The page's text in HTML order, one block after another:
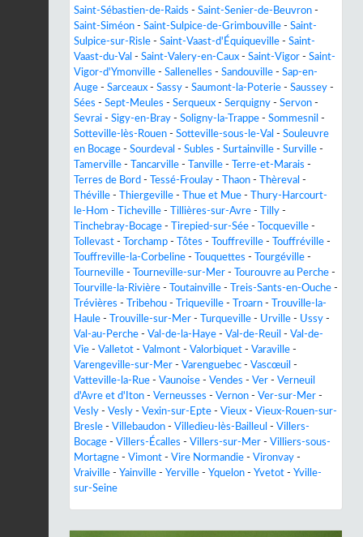
Saint-Sébastien-de-Raids - Saint-Senier-de-Beuvron -
Saint-Siméon - Saint-Sulpice-de-Grimbouville - Saint-
Sulpice-sur-Risle - Saint-Vaast-d'Équiqueville - Saint-
Vaast-du-Val - Saint-Valery-en-Caux - Saint-Vigor - Saint-
Vigor-d'Ymonville - Sallenelles - Sandouville - Sap-en-
Auge - Sarceaux - Sassy - Saumont-la-Poterie - Saussey -
Sées - Sept-Meules - Serqueux - Serquigny - Servon -
Sevrai - Sigy-en-Bray - Soligny-la-Trappe - Sommesnil -
Sotteville-lès-Rouen - Sotteville-sous-le-Val - Souleuvre
en Bocage - Sourdeval - Subles - Surtainville - Surville -
Tamerville - Tancarville - Tanville - Terre-et-Marais -
Terres de Bord - Tessé-Froulay - Thaon - Thèreval -
Théville - Thiergeville - Thue et Mue -
Thury-Harcourt-
le-Hom - Ticheville - Tillières-sur-Avre - Tilly -
Tinchebray-Bocage - Tirepied-sur-Sée - Tocqueville -
Tollevast - Torchamp - Tôtes - Touffreville - Touffréville -
Touffreville-la-Corbeline - Touquettes - Tourgéville -
Tourneville - Tourneville-sur-Mer - Tourouvre au Perche -
Tourville-la-Rivière - Toutainville - Treis-Sants-en-Ouche -
Trévières - Tribehou - Triqueville - Troarn -
Trouville-la-
Haule - Trouville-sur-Mer - Turqueville - Urville - Ussy -
Val-au-Perche - Val-de-la-Haye - Val-de-Reuil - Val-de-
Vie - Valletot - Valmont - Valorbiquet - Varaville -
Varengeville-sur-Mer - Varenguebec - Vascœuil -
Vatteville-la-Rue - Vaunoise - Vendes - Ver - Verneuil
d'Avre et d'Iton - Verneusses - Vernon - Ver-sur-Mer -
Vesly - Vesly - Vexin-sur-Epte - Vieux - Vieux-Rouen-sur-
Bresle - Villebaudon - Villedieu-lès-Bailleul - Villers-
Bocage - Villers-Écalles - Villers-sur-Mer - Villiers-sous-
Mortagne - Vimont - Vire Normandie - Vironvay -
Vraiville - Yainville - Yerville - Yquelon - Yvetot - Yville-
sur-Seine